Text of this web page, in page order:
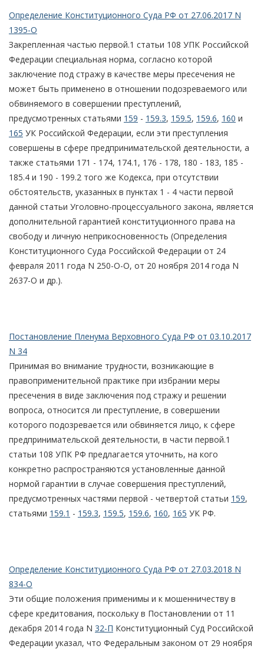
Определение Конституционного Суда РФ от 27.06.2017 N
1395-О
Закрепленная частью первой.1 статьи 108 УПК Российской
Федерации специальная норма, согласно которой
заключение под стражу в качестве меры пресечения не
может быть применено в отношении подозреваемого или
обвиняемого в совершении преступлений,
предусмотренных статьями 159 - 159.3, 159.5, 159.6, 160 и
165 УК Российской Федерации, если эти преступления
совершены в сфере предпринимательской деятельности, а
также статьями 171 - 174, 174.1, 176 - 178, 180 - 183, 185 -
185.4 и 190 - 199.2 того же Кодекса, при отсутствии
обстоятельств, указанных в пунктах 1 - 4 части первой
данной статьи Уголовно-процессуального закона, является
дополнительной гарантией конституционного права на
свободу и личную неприкосновенность (Определения
Конституционного Суда Российской Федерации от 24
февраля 2011 года N 250-О-О, от 20 ноября 2014 года N
2637-О и др.).
Постановление Пленума Верховного Суда РФ от 03.10.2017
N 34
Принимая во внимание трудности, возникающие в
правоприменительной практике при избрании меры
пресечения в виде заключения под стражу и решении
вопроса, относится ли преступление, в совершении
которого подозревается или обвиняется лицо, к сфере
предпринимательской деятельности, в части первой.1
статьи 108 УПК РФ предлагается уточнить, на кого
конкретно распространяются установленные данной
нормой гарантии в случае совершения преступлений,
предусмотренных частями первой - четвертой статьи 159,
статьями 159.1 - 159.3, 159.5, 159.6, 160, 165 УК РФ.
Определение Конституционного Суда РФ от 27.03.2018 N
834-О
Эти общие положения применимы и к мошенничеству в
сфере кредитования, поскольку в Постановлении от 11
декабря 2014 года N 32-П Конституционный Суд Российской
Федерации указал, что Федеральным законом от 29 ноября